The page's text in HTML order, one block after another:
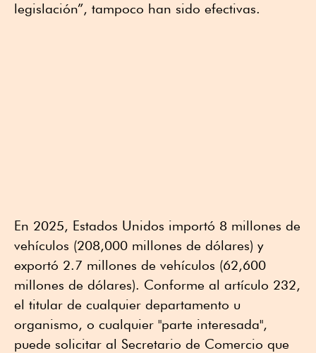
legislación”, tampoco han sido efectivas.
En 2025, Estados Unidos importó 8 millones de
vehículos (208,000 millones de dólares) y
exportó 2.7 millones de vehículos (62,600
millones de dólares). Conforme al artículo 232,
el titular de cualquier departamento u
organismo, o cualquier "parte interesada",
puede solicitar al Secretario de Comercio que